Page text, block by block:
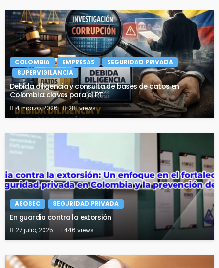
COLOMBIA EMPRESAS
SEGURIDAD PRIVADA
SUPERVIGILANCIA
Debida diligencia y consulta de bases de datos en
Colombia: claves para el PT
4 marzo, 2026 281 views
ASOSEC SEGURIDAD PRIVADA
En guardia contra la extorsión
27 julio, 2025 446 views